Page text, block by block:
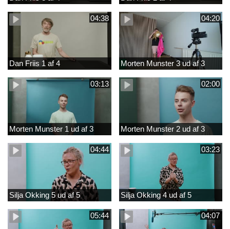
04:38
Dan Friis 1 af 4
04:20
Morten Munster 3 ud af 3
03:13
Morten Munster 1 ud af 3
02:00
Morten Munster 2 ud af 3
04:44
Silja Okking 5 ud af 5
03:23
Silja Okking 4 ud af 5
05:44 04:07